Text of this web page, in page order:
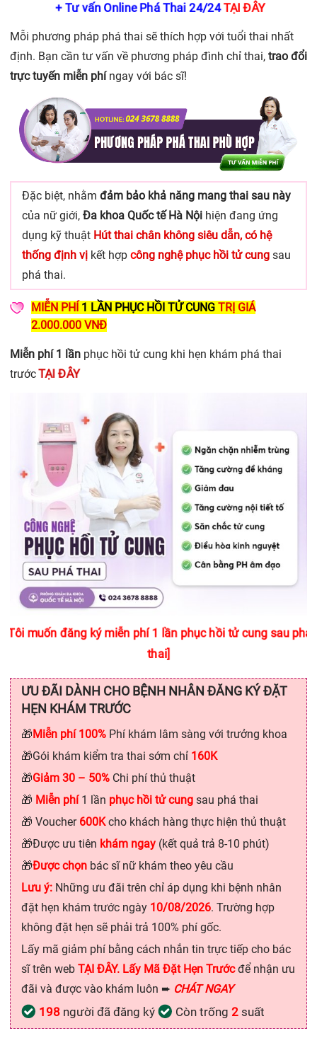
+ Tư vấn Online Phá Thai 24/24 TẠI ĐÂY
Mỗi phương pháp phá thai sẽ thích hợp với tuổi thai nhất
định. Bạn cần tư vấn về phương pháp đình chỉ thai, trao đổi
trực tuyến miễn phíngay với bác sĩ!
Đặc biệt, nhằm đảm bảo khả năng mang thai sau này
của nữ giới, Đa khoa Quốc tế Hà Nội hiện đang ứng
dụng kỹ thuật Hút thai chân không siêu dẫn, có hệ
thống định vị kết hợp công nghệ phục hồi tử cung sau
phá thai.
MIỄN PHÍ 1 LẦN PHỤC HỒI TỬ CUNG TRỊ GIÁ
2.000.000 VNĐ
Miễn phí 1 lần phục hồi tử cung khi hẹn khám phá thai
trướcTẠI ĐÂY
[Tôi muốn đăng ký miễn phí 1 lần phục hồi tử cung sau phá
thai]
ƯU ĐÃI DÀNH CHO BỆNH NHÂN ĐĂNG KÝ ĐẶT
HẸN KHÁM TRƯỚC
🎁Miễn phí 100% Phí khám lâm sàng với trưởng khoa
🎁Gói khám kiểm tra thai sớm chỉ 160K
🎁Giảm 30 – 50% Chi phí thủ thuật
🎁 Miễn phí1 lần phục hồi tử cung sau phá thai
🎁 Voucher 600Kcho khách hàng thực hiện thủ thuật
🎁Được ưu tiên khám ngay (kết quả trả 8-10 phút)
🎁Được chọn bác sĩ nữ khám theo yêu cầu
Lưu ý: Những ưu đãi trên chỉ áp dụng khi bệnh nhân
đặt hẹn khám trước ngày 10/08/2026. Trường hợp
không đặt hẹn sẽ phải trả 100% phí gốc.
Lấy mã giảm phí bằng cách nhắn tin trực tiếp cho bác
sĩ trên web TẠI ĐÂY. Lấy Mã Đặt Hẹn Trước để nhận ưu
đãi và được vào khám luôn ➨ CHÁT NGAY
198 người đã đăng ký Còn trống 2 suất